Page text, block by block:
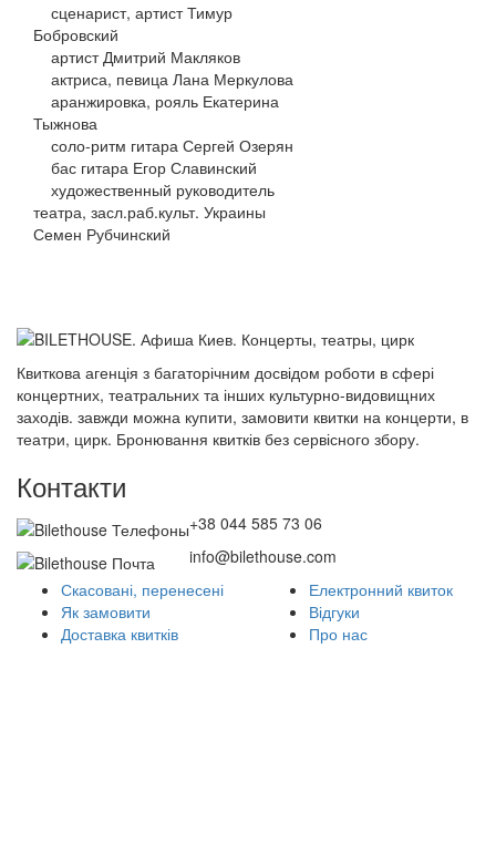
сценарист, артист Тимур
Бобровский
артист Дмитрий Макляков
актриса, певица Лана Меркулова
аранжировка, рояль Екатерина
Тыжнова
соло-ритм гитара Сергей Озерян
бас гитара Егор Славинский
художественный руководитель
театра, засл.раб.культ. Украины
Семен Рубчинский
Квиткова агенція з багаторічним досвідом роботи в сфері
концертних, театральних та інших культурно-видовищних
заходів. завжди можна купити, замовити квитки на концерти, в
театри, цирк. Бронювання квитків без сервісного збору.
Контакти
+38 044 585 73 06
info@bilethouse.com
Скасовані, перенесені
Як замовити
Доставка квитків
Електронний квиток
Відгуки
Про нас